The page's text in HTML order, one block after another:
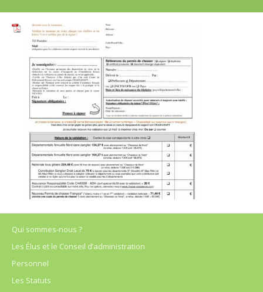
Qui sommes-nous ?
Les Élus et le Conseil d’administration
Personnel
Les Statuts